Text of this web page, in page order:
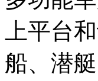
上平台
船、潜